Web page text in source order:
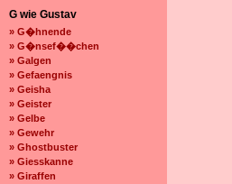
G wie Gustav
» G�hnende
» G�nsef��chen
» Galgen
» Gefaengnis
» Geisha
» Geister
» Gelbe
» Gewehr
» Ghostbuster
» Giesskanne
» Giraffen